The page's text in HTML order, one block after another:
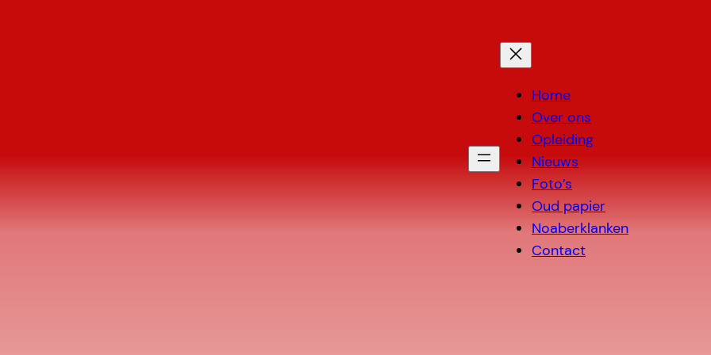
Home
Over ons
Opleiding
Nieuws
Foto’s
Oud papier
Noaberklanken
Contact